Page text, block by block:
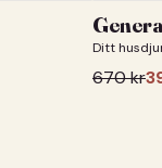
Ditt
670kr